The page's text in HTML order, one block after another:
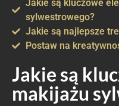
Jakie są kluczowe
sylwestrowego?
Jakie są najlepsze
Postaw na
Jakie są
makijażu